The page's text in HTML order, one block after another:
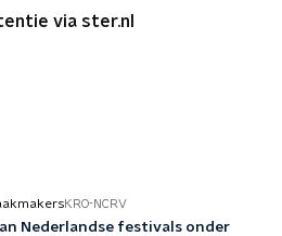
via ster.nl
KRO-NCRV
Nederlandse festivals onder